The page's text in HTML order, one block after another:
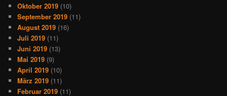
Oktober 2019 (10)
September 2019 (11)
August 2019 (16)
Juli 2019 (11)
Juni 2019 (13)
Mai 2019 (9)
April 2019 (10)
März 2019 (11)
Februar 2019 (11)